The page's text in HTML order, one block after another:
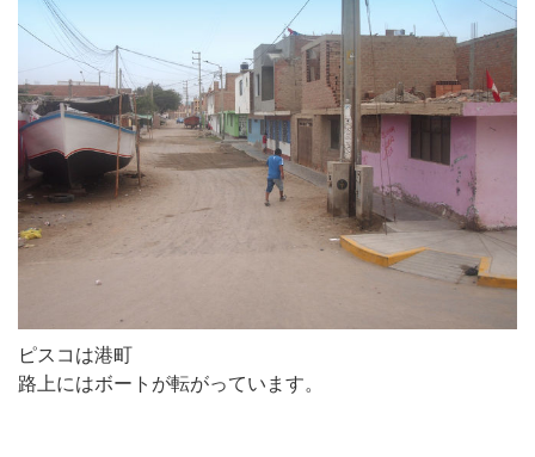
ピスコは港町
路上にはボートが転がっています。